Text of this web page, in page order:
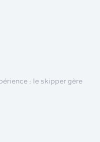
: le skipper gère